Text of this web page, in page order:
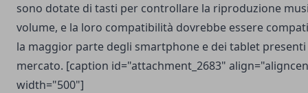
sono dotate di tasti per controllare la riproduzione
volume, e la loro compatibilità dovrebbe essere
la maggior parte degli smartphone e dei tablet
mercato. [caption id="attachment_2683"
width="500"]